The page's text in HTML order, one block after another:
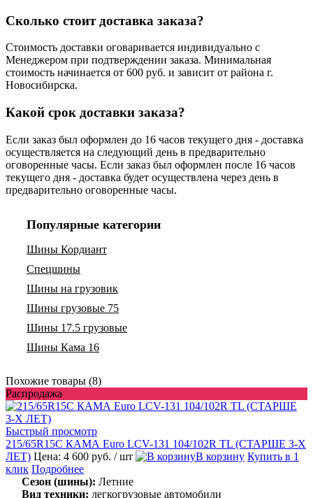
Сколько стоит доставка заказа?
Стоимость доставки оговаривается индивидуально с
Менеджером при подтверждении заказа. Минимальная
стоимость начинается от 600 руб. и зависит от района г.
Новосибирска.
Какой срок доставки заказа?
Если заказ был оформлен до 16 часов текущего дня - доставка
осуществляется на следующий день в предварительно
оговоренные часы. Если заказ был оформлен после 16 часов
текущего дня - доставка будет осуществлена через день в
предварительно оговоренные часы.
Популярные категории
Шины Кордиант
Спецшины
Шины на грузовик
Шины грузовые 75
Шины 17.5 грузовые
Шины Кама 16
Похожие товары (8)
Распродажа
Быстрый просмотр
215/65R15C КАМА Euro LCV-131 104/102R TL (СТАРШЕ 3-Х
ЛЕТ) Цена: 4 600 руб. / шт В корзину Купить в 1
клик Подробнее
Сезон (шины): Летние
Вид техники: легкогрузовые автомобили